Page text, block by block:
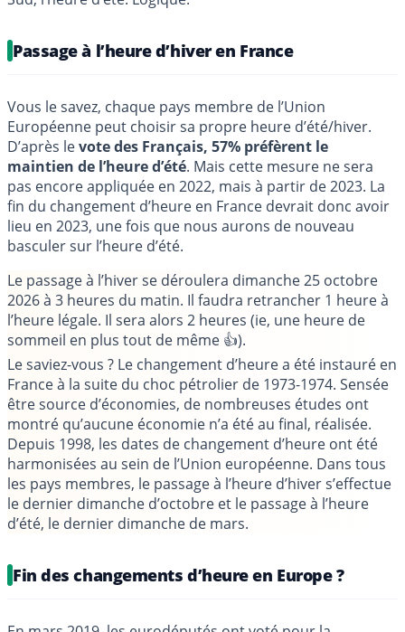
Passage à l’heure d’hiver en France
Vous le savez, chaque pays membre de l’Union
Européenne peut choisir sa propre heure d’été/hiver.
D’après levote des Français, 57% préfèrent le
maintien de l’heure d’été. Mais cette mesure ne sera
pas encore appliquée en 2022, mais à partir de 2023. La
fin du changement d’heure en France devrait donc avoir
lieu en 2023, une fois que nous aurons de nouveau
basculer sur l’heure d’été.
Le passage à l’hiver se déroulera dimanche 25 octobre
2026 à 3 heures du matin. Il faudra retrancher 1 heure à
l’heure légale. Il sera alors 2 heures (ie, une heure de
sommeil en plus tout de même 👍).
Le saviez-vous ? Le changement d’heure a été instauré en
France à la suite du choc pétrolier de 1973-1974. Sensée
être source d’économies, de nombreuses études ont
montré qu’aucune économie n’a été au final, réalisée.
Depuis 1998, les dates de changement d’heure ont été
harmonisées au sein de l’Union européenne. Dans tous
les pays membres, le passage à l’heure d’hiver s’effectue
le dernier dimanche d’octobre et le passage à l’heure
d’été, le dernier dimanche de mars.
Fin des changements d’heure en Europe ?